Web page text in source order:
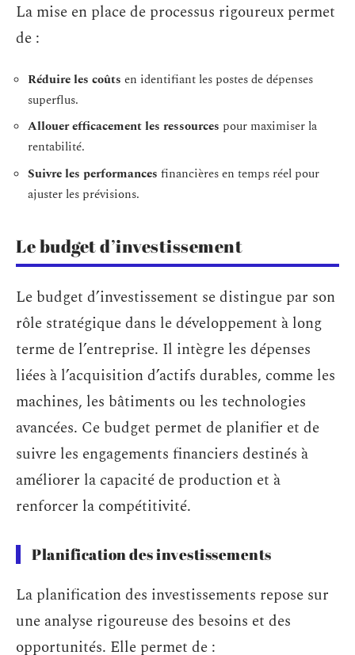
La mise en place de processus rigoureux permet
de :
Réduire les coûts en identifiant les postes de dépenses
superflus.
Allouer efficacement les ressources pour maximiser la
rentabilité.
Suivre les performances financières en temps réel pour
ajuster les prévisions.
Le budget d’investissement
Le budget d’investissement se distingue par son
rôle stratégique dans le développement à long
terme de l’entreprise. Il intègre les dépenses
liées à l’acquisition d’actifs durables, comme les
machines, les bâtiments ou les technologies
avancées. Ce budget permet de planifier et de
suivre les engagements financiers destinés à
améliorer la capacité de production et à
renforcer la compétitivité.
Planification des investissements
La planification des investissements repose sur
une analyse rigoureuse des besoins et des
opportunités. Elle permet de :